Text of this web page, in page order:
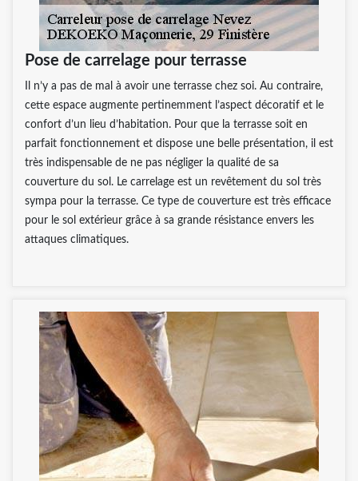
Pose de carrelage pour terrasse
Il n’y a pas de mal à avoir une terrasse chez soi. Au contraire,
cette espace augmente pertinemment l’aspect décoratif et le
confort d’un lieu d’habitation. Pour que la terrasse soit en
parfait fonctionnement et dispose une belle présentation, il est
très indispensable de ne pas négliger la qualité de sa
couverture du sol. Le carrelage est un revêtement du sol très
sympa pour la terrasse. Ce type de couverture est très efficace
pour le sol extérieur grâce à sa grande résistance envers les
attaques climatiques.